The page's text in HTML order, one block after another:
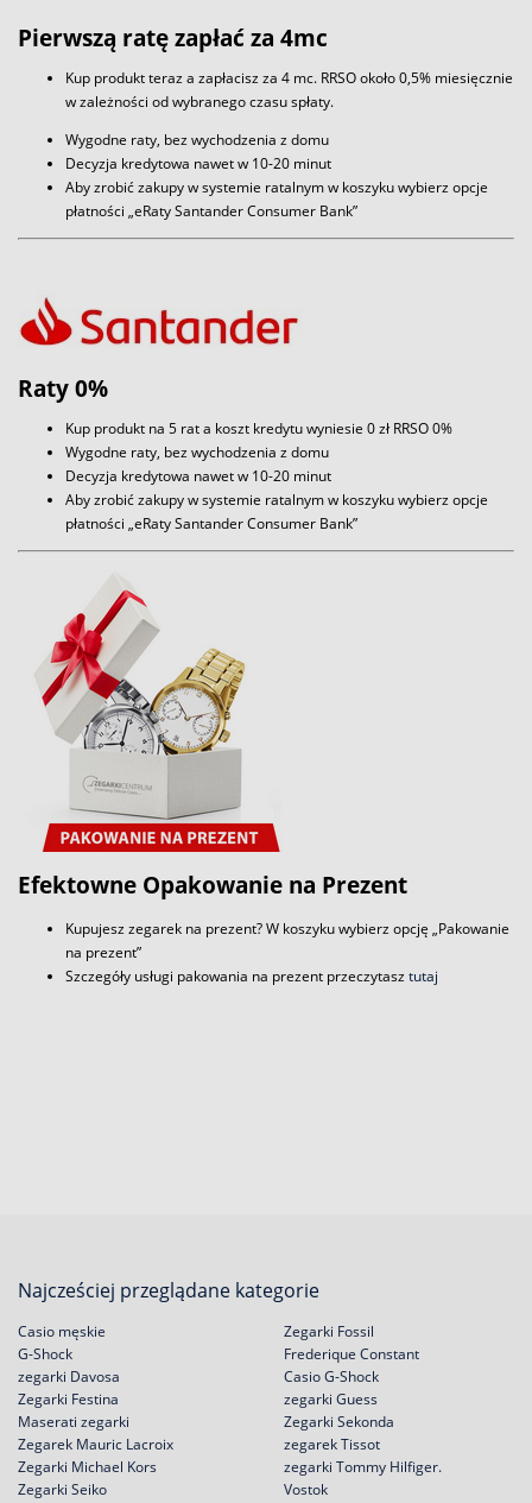
Pierwszą ratę zapłać za 4mc
Kup produkt teraz a zapłacisz za 4 mc. RRSO około 0,5% miesięcznie
w zależności od wybranego czasu spłaty.
Wygodne raty, bez wychodzenia z domu
Decyzja kredytowa nawet w 10-20 minut
Aby zrobić zakupy w systemie ratalnym w koszyku wybierz opcje
płatności „eRaty Santander Consumer Bank”
Raty 0%
Kup produkt na 5 rat a koszt kredytu wyniesie 0 zł RRSO 0%
Wygodne raty, bez wychodzenia z domu
Decyzja kredytowa nawet w 10-20 minut
Aby zrobić zakupy w systemie ratalnym w koszyku wybierz opcje
płatności „eRaty Santander Consumer Bank”
Efektowne Opakowanie na Prezent
Kupujesz zegarek na prezent? W koszyku wybierz opcję „Pakowanie
na prezent”
Szczegóły usługi pakowania na prezent przeczytasztutaj
Najcześciej przeglądane kategorie
Casio męskie
G-Shock
zegarki Davosa
Zegarki Festina
Zegarki Fossil
Frederique Constant
Casio G-Shock
zegarki Guess
Maserati zegarki
Zegarek Mauric Lacroix
Zegarki Michael Kors
Zegarki Seiko
Zegarki Sekonda
zegarek Tissot
zegarki Tommy Hilfiger.
Vostok